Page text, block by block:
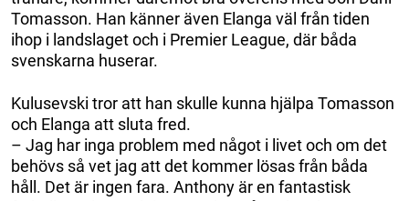
Tomasson. Han känner även Elanga väl från tiden
ihop i landslaget och i Premier League, där båda
svenskarna huserar.
Kulusevski tror att han skulle kunna hjälpa Tomasson
och Elanga att sluta fred.
– Jag har inga problem med något i livet och om det
behövs så vet jag att det kommer lösas från båda
håll. Det är ingen fara. Anthony är en fantastisk